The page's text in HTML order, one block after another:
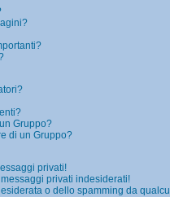
Gruppo?
di un Gruppo?
privati!
privati indesiderati!
o dello spamming da